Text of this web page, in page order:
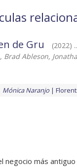
de Gru
(2022)
Brad Ableson,
Mónica Naranjo
negocio más